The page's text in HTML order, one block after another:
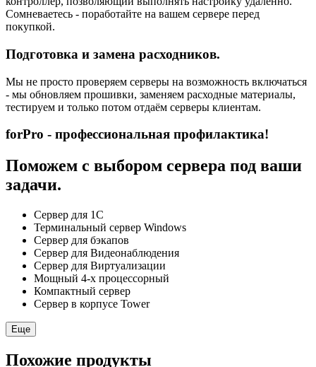
Сомневаетесь - поработайте на вашем сервере перед
покупкой.
Подготовка и замена расходников.
Мы не просто проверяем серверы на возможность включаться
- мы обновляем прошивки, заменяем расходные материалы,
тестируем и только потом отдаём серверы клиентам.
forPro - профессиональная профилактика!
Поможем с выбором сервера под ваши
задачи.
Сервер для 1С
Терминальный сервер Windows
Сервер для бэкапов
Сервер для Видеонаблюдения
Сервер для Виртуализации
Мощный 4-х процессорный
Компактный сервер
Сервер в корпусе Tower
Еще
Похожие продукты